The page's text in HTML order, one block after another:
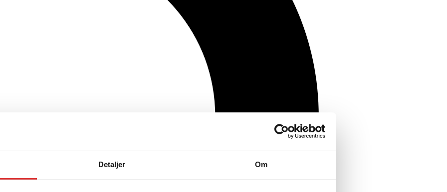
Detaljer Om